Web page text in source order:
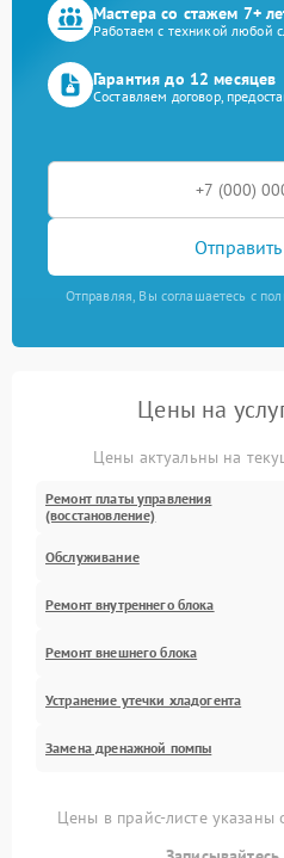
Мастера со стажем 7+
Работаем с техникой любой
Гарантия до 12 месяцев
Составляем договор,
Отправляя, Вы соглашаетесь с
Цены на
Цены актуальны на
Ремонт платы управления
(восстановление)
Обслуживание
Ремонт внутреннего блока
Ремонт внешнего блока
Устранение утечки хладогента
Замена дренажной помпы
Цены в прайс-листе указаны